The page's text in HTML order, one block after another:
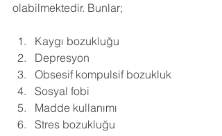
olabilmektedir. Bunlar;
Kaygı bozukluğu
Depresyon
Obsesif kompulsif bozukluk
Sosyal fobi
Madde kullanımı
Stres bozukluğu